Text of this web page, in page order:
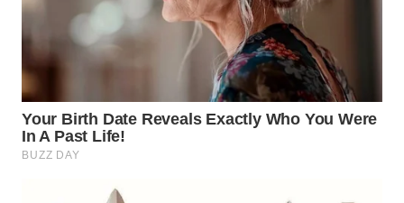
TIMUR
SEMARANG
WN